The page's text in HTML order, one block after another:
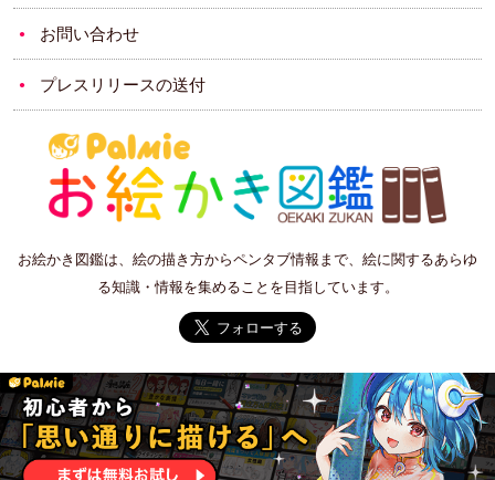
お問い合わせ
プレスリリースの送付
お絵かき図鑑は、絵の描き方からペンタブ情報まで、絵に関するあらゆ
る知識・情報を集めることを目指しています。